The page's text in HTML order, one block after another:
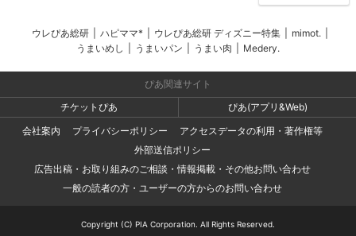
ウレぴあ総研 ハピママ* ウレぴあ総研 ディズニー特集 mimot.
うまいめし
うまいパン うまい肉 Medery.
ぴあ関連サイト
チケットぴあ
ぴあ(アプリ&Web)
会社案内
プライバシーポリシー
アクセスデータの利用・著作権等
外部送信ポリシー
広告出稿・お取り組みのご相談・情報掲載・その他お問い合わせ
一般の読者の方・ユーザーの方からのお問い合わせ
Copyright (C) PIA Corporation. All Rights Reserved.